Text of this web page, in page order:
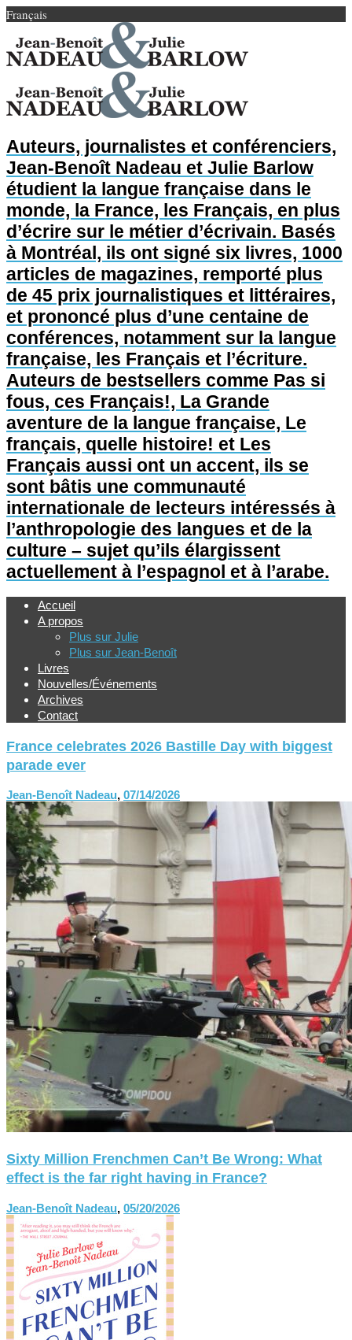
Français
Auteurs, journalistes et conférenciers,
Jean-Benoît Nadeau et Julie Barlow
étudient la langue française dans le
monde, la France, les Français, en plus
d’écrire sur le métier d’écrivain. Basés
à Montréal, ils ont signé six livres, 1000
articles de magazines, remporté plus
de 45 prix journalistiques et littéraires,
et prononcé plus d’une centaine de
conférences, notamment sur la langue
française, les Français et l’écriture.
Auteurs de bestsellers comme Pas si
fous, ces Français!, La Grande
aventure de la langue française, Le
français, quelle histoire! et Les
Français aussi ont un accent, ils se
sont bâtis une communauté
internationale de lecteurs intéressés à
l’anthropologie des langues et de la
culture – sujet qu’ils élargissent
actuellement à l’espagnol et à l’arabe.
Accueil
A propos
Plus sur Julie
Plus sur Jean-Benoît
Livres
Nouvelles/Événements
Archives
Contact
France celebrates 2026 Bastille Day with biggest
parade ever
Jean-Benoît Nadeau, 07/14/2026
Sixty Million Frenchmen Can’t Be Wrong: What
effect is the far right having in France?
Jean-Benoît Nadeau, 05/20/2026